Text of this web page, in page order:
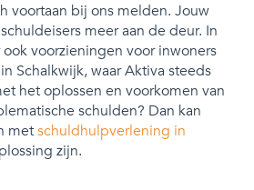
voortaan bij ons melden. Jouw
meer aan de deur. In
voorzieningen voor inwoners
Schalkwijk, waar Aktiva steeds
het oplossen en voorkomen van
schulden? Dan kan
metschuldhulpverlening in
zijn.